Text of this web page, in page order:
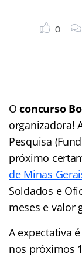
0
Oconcurso
organizadora!
Pesquisa
próximo
de Minas
Soldados e
meses e valor
A expectativa
nos próximos